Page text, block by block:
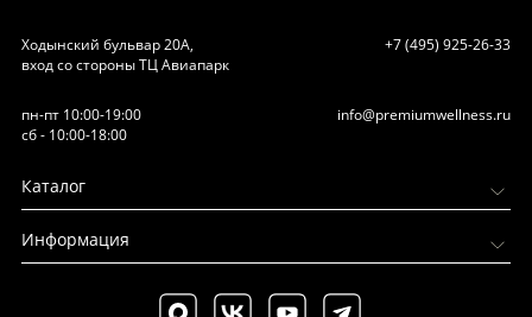
Ходынский бульвар 20А,
вход со стороны ТЦ Авиапарк
+7 (495) 925-26-33
пн-пт 10:00-19:00
сб - 10:00-18:00
info@premiumwellness.ru
Каталог
Информация